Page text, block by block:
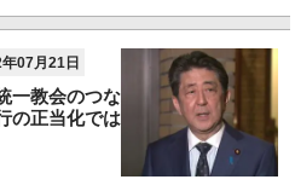
07月21日
一教会のつな
の正当化では